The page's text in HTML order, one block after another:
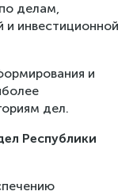
делам,
и инвестиционной
и
дел.
Республики